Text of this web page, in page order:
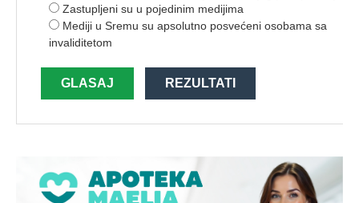
Zastupljeni su u pojedinim medijima
Mediji u Sremu su apsolutno posvećeni osobama sa
invaliditetom
GLASAJ REZULTATI